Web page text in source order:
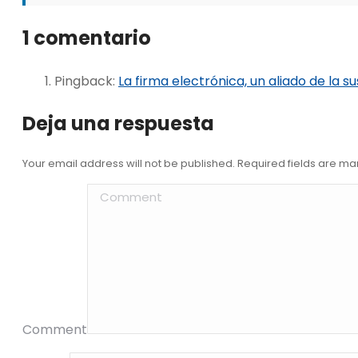
1 comentario
Pingback: La firma electrónica, un aliado de la
Deja una respuesta
Your email address will not be published. Required fields are
Comment